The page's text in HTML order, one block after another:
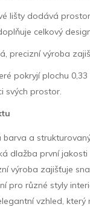
lišty dodává
celkový
precizní výroba
pokryjí plochu
svých prostor.
barva a
dlažba první
výroba zajišťuje
pro různé styly
vzhled,